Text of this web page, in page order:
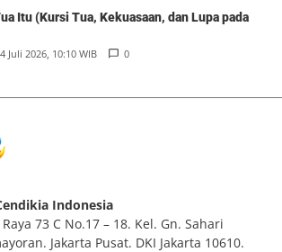
Itu (Kursi Tua, Kekuasaan, dan Lupa pada
Juli 2026, 10:10 WIB 0
Indonesia
73 C No.17 – 18. Kel. Gn. Sahari
Jakarta Pusat. DKI Jakarta 10610.